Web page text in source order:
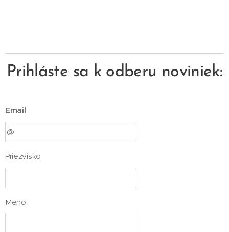
Prihláste sa k odberu noviniek:
Email
Priezvisko
Meno